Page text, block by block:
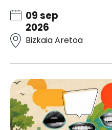
09 sep
2026
Bizkaia Aretoa